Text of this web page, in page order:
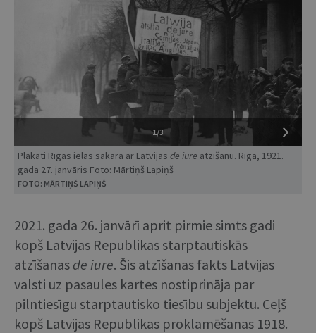
1/3
Plakāti Rīgas ielās sakarā ar Latvijas de iure atzīšanu. Rīga, 1921.
gada 27. janvāris Foto: Mārtiņš Lapiņš
FOTO: MĀRTIŅŠ LAPIŅŠ
2021. gada 26. janvārī aprit pirmie simts gadi
kopš Latvijas Republikas starptautiskās
atzīšanas de iure. Šis atzīšanas fakts Latvijas
valsti uz pasaules kartes nostiprināja par
pilntiesīgu starptautisko tiesību subjektu. Ceļš
kopš Latvijas Republikas proklamēšanas 1918.